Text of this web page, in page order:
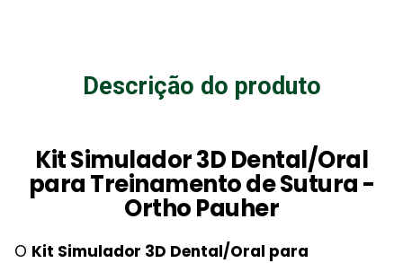
Descrição do produto
Kit Simulador 3D Dental/Oral
para Treinamento de Sutura -
Ortho Pauher
O Kit Simulador 3D Dental/Oral para